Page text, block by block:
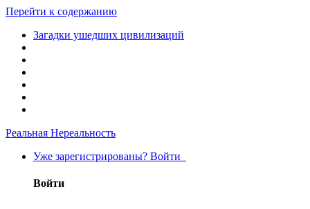
Перейти к содержанию
Загадки ушедших цивилизаций
Реальная Нереальность
Уже зарегистрированы? Войти
Войти